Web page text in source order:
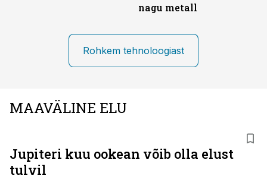
nagu metall
Rohkem tehnoloogiast
MAAVÄLINE ELU
Jupiteri kuu ookean võib olla elust
tulvil